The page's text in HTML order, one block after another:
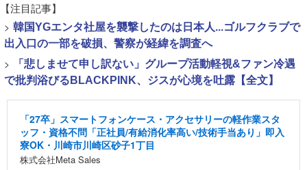
【注目記事】
> 韓国YGエンタ社屋を襲撃したのは日本人...ゴルフクラブで
出入口の一部を破損、警察が経緯を調査へ
>
「悲しませて申し訳ない」グループ活動軽視&ファン冷遇
で批判浴びるBLACKPINK、ジスが心境を吐露【全文】
「27卒」スマートフォンケース・アクセサリーの軽作業スタ
ッフ・資格不問「正社員/有給消化率高い/技術手当あり」即入
寮OK・川崎市川崎区砂子1丁目
株式会社Meta Sales